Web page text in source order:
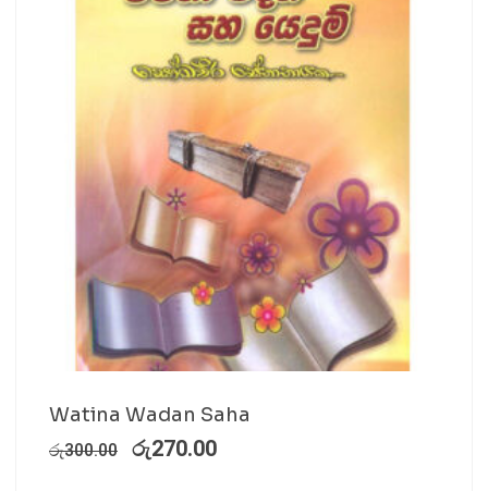
Watina Wadan Saha
රු300.00 රු270.00